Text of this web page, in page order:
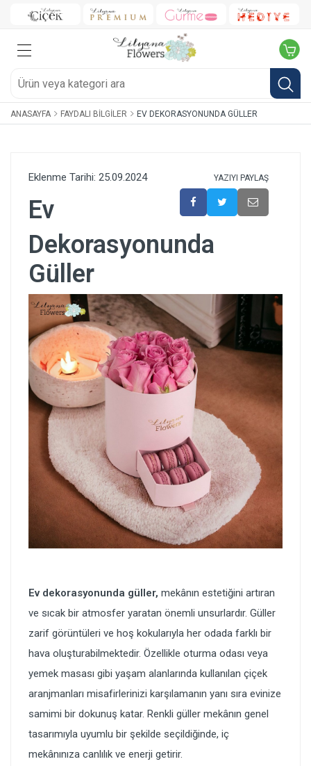
ANASAYFA FAYDALI BILGILER EV DEKORASYONUNDA GÜLLER
YAZIYI PAYLAŞ
Eklenme Tarihi: 25.09.2024
Ev
Dekorasyonunda
Güller
Ev dekorasyonunda güller, mekânın estetiğini artıran
ve sıcak bir atmosfer yaratan önemli unsurlardır. Güller
zarif görüntüleri ve hoş kokularıyla her odada farklı bir
hava oluşturabilmektedir. Özellikle oturma odası veya
yemek masası gibi yaşam alanlarında kullanılan çiçek
aranjmanları misafirlerinizi karşılamanın yanı sıra evinize
samimi bir dokunuş katar. Renkli güller mekânın genel
tasarımıyla uyumlu bir şekilde seçildiğinde, iç
mekânınıza canlılık ve enerji getirir.